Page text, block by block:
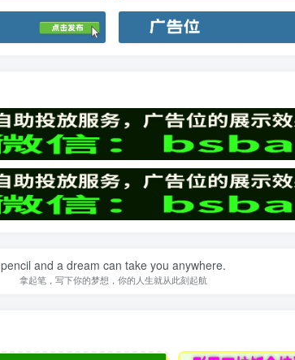
pencil and a dream can take you anywhere.
拿起笔，写下你的梦想，你的人生就从此刻起航